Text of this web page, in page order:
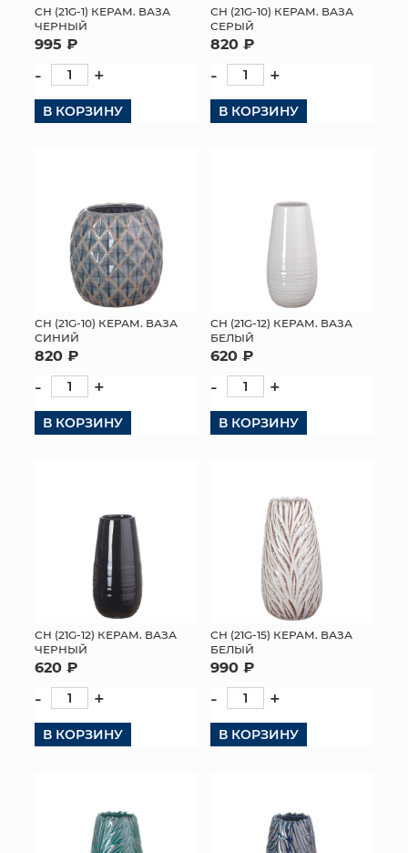
СН (21G-1) КЕРАМ. ВАЗА
ЧЕРНЫЙ
995 ₽
- +
В КОРЗИНУ
СН (21G-10) КЕРАМ. ВАЗА
СЕРЫЙ
820 ₽
- +
В КОРЗИНУ
СН (21G-10) КЕРАМ. ВАЗА
СИНИЙ
820 ₽
- +
В КОРЗИНУ
СН (21G-12) КЕРАМ. ВАЗА
БЕЛЫЙ
620 ₽
- +
В КОРЗИНУ
СН (21G-12) КЕРАМ. ВАЗА
ЧЕРНЫЙ
620 ₽
- +
В КОРЗИНУ
СН (21G-15) КЕРАМ. ВАЗА
БЕЛЫЙ
990 ₽
- +
В КОРЗИНУ